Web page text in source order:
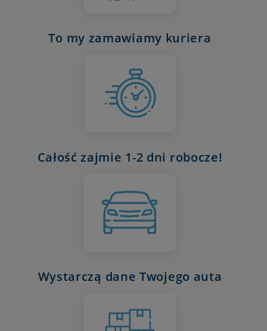
To my zamawiamy kuriera
Całość zajmie 1-2 dni robocze!
Wystarczą dane Twojego auta